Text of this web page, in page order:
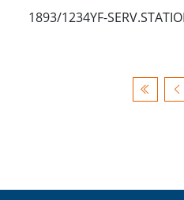
1893/1234YF-